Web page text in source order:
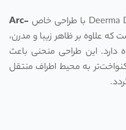
Arc-
علاوه بر ظاهر زیبا و مدرن،
این طراحی منحنی باعث
به محیط اطراف منتقل